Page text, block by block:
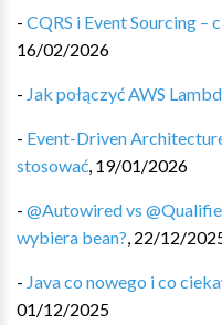
- CQRS i Event Sourcing –
16/02/2026
- Jak połączyć AWS
- Event-Driven
stosować, 19/01/2026
- @Autowired vs
wybiera bean?, 22/12/
- Java co nowego i co
01/12/2025